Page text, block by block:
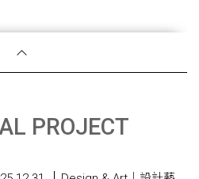
PROJECT